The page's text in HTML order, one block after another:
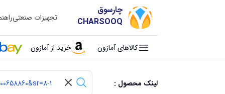
چارسوق
CHARSOOQ
تجهیزات صنعتی
کالاهای آمازون خرید از آمازون
لینک محصول :